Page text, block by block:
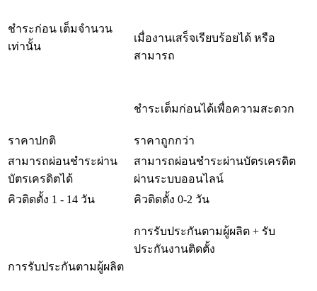
ชำระก่อน เต็มจำนวน
เท่านั้น
เมื่องานเสร็จเรียบร้อยได้ หรือ
สามารถ
ชำระเต็มก่อนได้เพื่อความสะดวก
ราคาปกติ
ราคาถูกกว่า
สามารถผ่อนชำระผ่าน
บัตรเครดิตได้
สามารถผ่อนชำระผ่านบัตรเครดิต
ผ่านระบบออนไลน์
คิวติดตั้ง 1 - 14 วัน
คิวติดตั้ง 0-2 วัน
การรับประกันตามผู้ผลิต
การรับประกันตามผู้ผลิต + รับ
ประกันงานติดตั้ง